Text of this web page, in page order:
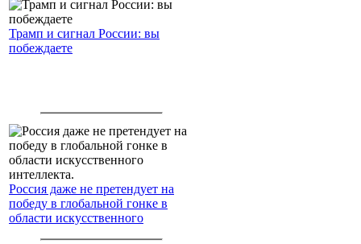
Трамп и сигнал России: вы
побеждаете
Россия даже не претендует на
победу в глобальной гонке в
области искусственного